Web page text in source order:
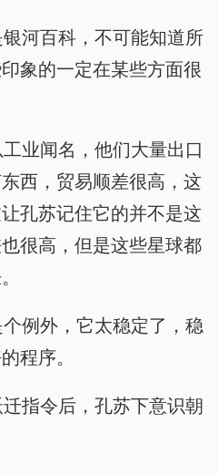
河百科，不可能知道所
象的一定在某些方面很
业闻名，他们大量出口
西，贸易顺差很高，这
孔苏记住它的并不是这
很高，但是这些星球都
例外，它太稳定了，稳
程序。
指令后，孔苏下意识朝